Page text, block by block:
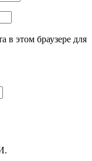
в этом браузере для